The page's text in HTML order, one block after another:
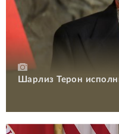
Шарлиз Терон